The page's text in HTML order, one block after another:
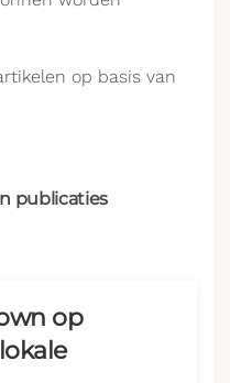
op basis van
publicaties
op